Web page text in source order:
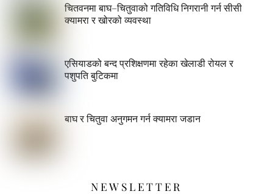
चितवनमा बाघ–चितुवाको गतिविधि निगरानी गर्न सीसी
क्यामरा र खोरको व्यवस्था
एसियाडको बन्द प्रशिक्षणमा रहेका खेलाडी रोयल र
पशुपति बुटिकमा
बाघ र चितुवा अनुगमन गर्न क्यामरा जडान
NEWSLETTER